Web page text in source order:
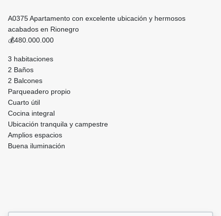
A0375 Apartamento con excelente ubicación y hermosos
acabados en Rionegro
💰480.000.000
3 habitaciones
2 Baños
2 Balcones
Parqueadero propio
Cuarto útil
Cocina integral
Ubicación tranquila y campestre
Amplios espacios
Buena iluminación